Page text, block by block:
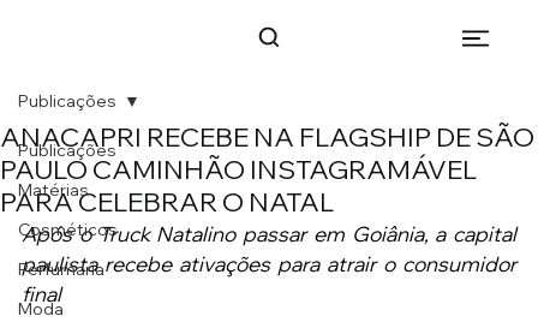
Publicações
Matérias
Cosméticos
Perfumaria
Moda
Publicações
ANACAPRI RECEBE NA FLAGSHIP DE SÃO
PAULO CAMINHÃO INSTAGRAMÁVEL
PARA CELEBRAR O NATAL
Após o Truck Natalino passar em Goiânia, a capital
paulista recebe ativações para atrair o consumidor
final